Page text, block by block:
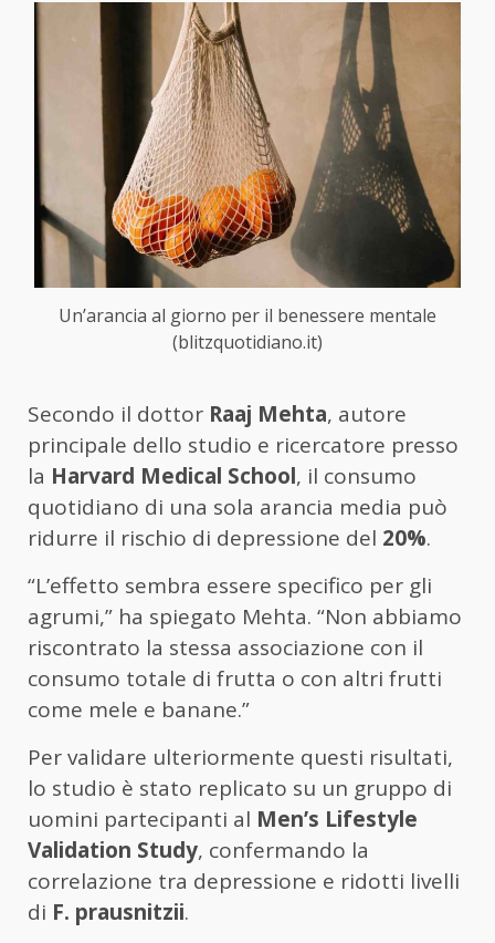
Un’arancia al giorno per il benessere mentale
(blitzquotidiano.it)
Secondo il dottor Raaj Mehta, autore
principale dello studio e ricercatore presso
la Harvard Medical School, il consumo
quotidiano di una sola arancia media può
ridurre il rischio di depressione del 20%.
“L’effetto sembra essere specifico per gli
agrumi,” ha spiegato Mehta. “Non abbiamo
riscontrato la stessa associazione con il
consumo totale di frutta o con altri frutti
come mele e banane.”
Per validare ulteriormente questi risultati,
lo studio è stato replicato su un gruppo di
uomini partecipanti al Men’s Lifestyle
Validation Study, confermando la
correlazione tra depressione e ridotti livelli
di F. prausnitzii.